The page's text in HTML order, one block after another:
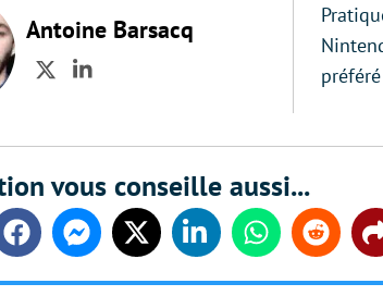
Antoine Barsacq
TwitterLinkedIn
vous conseille aussi...
FacebookMessengerTwitter LinkedinWhatsappReddit